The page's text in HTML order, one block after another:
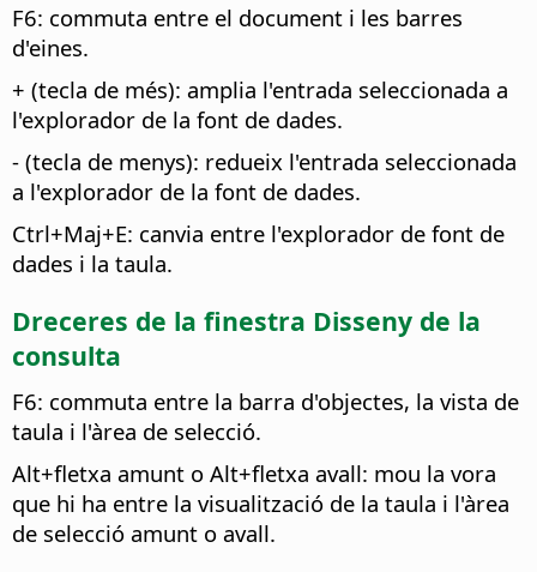
F6: commuta entre el document i les barres
d'eines.
+ (tecla de més): amplia l'entrada seleccionada a
l'explorador de la font de dades.
- (tecla de menys): redueix l'entrada seleccionada
a l'explorador de la font de dades.
Ctrl+Maj+E: canvia entre l'explorador de font de
dades i la taula.
Dreceres de la finestra Disseny de la
consulta
F6: commuta entre la barra d'objectes, la vista de
taula i l'àrea de selecció.
Alt+fletxa amunt o Alt+fletxa avall: mou la vora
que hi ha entre la visualització de la taula i l'àrea
de selecció amunt o avall.